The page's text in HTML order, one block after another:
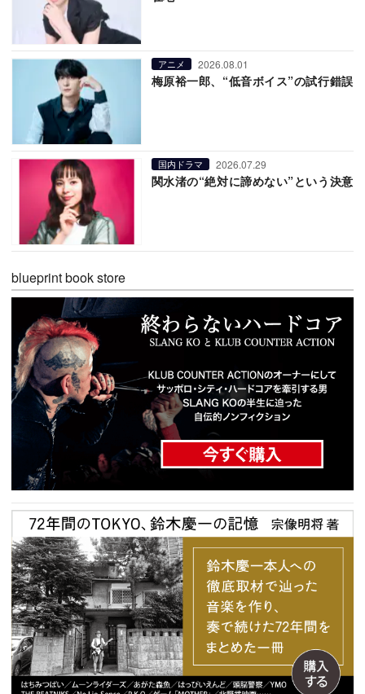
アニメ 2026.08.01
梅原裕一郎、“低音ボイス”の試行錯誤
国内ドラマ 2026.07.29
関水渚の“絶対に諦めない”という決意
blueprint book store